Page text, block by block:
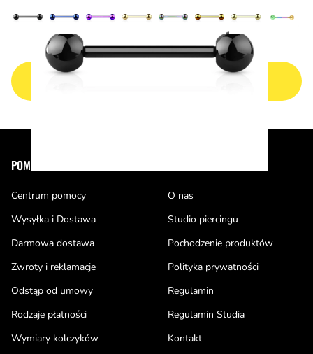
POMOC
Centrum pomocy
Wysyłka i Dostawa
Darmowa dostawa
Zwroty i reklamacje
Odstąp od umowy
Rodzaje płatności
Wymiary kolczyków
O nas
Studio piercingu
Pochodzenie produktów
Polityka prywatności
Regulamin
Regulamin Studia
Kontakt